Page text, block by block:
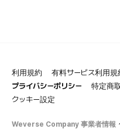
利用規約 有料サービス利用規
プライバシーポリシー
特定商
クッキー設定
Weverse Company 事業者情報